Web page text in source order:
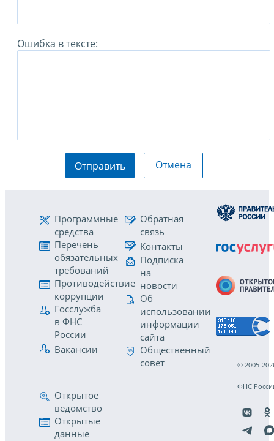
Ошибка в тексте:
Отправить Отмена
Программные
средства
Перечень
обязательных
требований
Противодействие
коррупции
Госслужба
в ФНС
России
Вакансии
Обратная
связь
Контакты
Подписка
на
новости
Об
использовании
информации
сайта
Общественный
совет
Открытое
ведомство
Открытые
данные
© 2005-
ФНС